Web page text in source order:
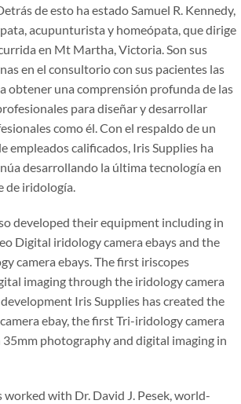
de esto ha estado Samuel R. Kennedy,
acupunturista y homeópata, que dirige
en Mt Martha, Victoria. Son sus
en el consultorio con sus pacientes las
obtener una comprensión profunda de las
para diseñar y desarrollar
como él. Con el respaldo de un
empleados calificados, Iris Supplies ha
desarrollando la última tecnología en
de iridología.
developed their equipment including in
Digital iridology camera ebays and the
camera ebays. The first iriscopes
imaging through the iridology camera
Iris Supplies has created the
ebay, the first Tri-iridology camera
photography and digital imaging in
worked with Dr. David J. Pesek, world-